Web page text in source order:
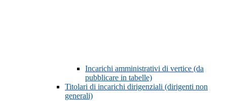
Incarichi amministrativi di vertice (da
pubblicare in tabelle)
Titolari di incarichi dirigenziali (dirigenti non
generali)